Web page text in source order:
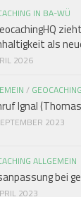
IN BA-WÜ
als
2026
/
Ignal
2023
ALLGEMEIN
bei
2023